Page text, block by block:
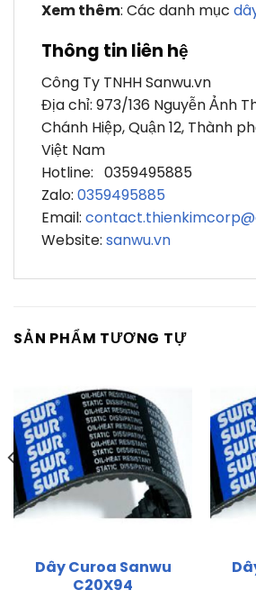
Xem thêm: Các danh mục
Thông tin liên hệ
Công Ty TNHH Sanwu.vn
Địa chỉ: 973/136 Nguyễn Ảnh
Chánh Hiệp, Quận 12, Thành
Việt Nam
Hotline: 0359495885
Zalo: 0359495885
Email:
Website: sanwu.vn
SẢN PHẨM TƯƠNG TỰ
Dây Curoa Sanwu
C20X94